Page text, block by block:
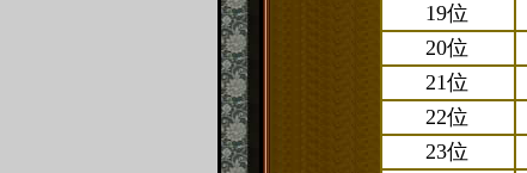
19位
20位
21位
22位
23位